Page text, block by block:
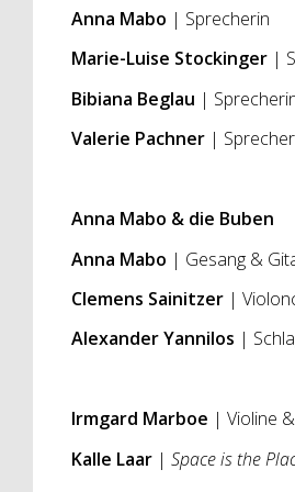
Anna Mabo | Sprecherin
Marie-Luise Stockinger|
Bibiana Beglau |
Valerie Pachner|
Anna Mabo & die Buben
Anna Mabo | Gesang &
Clemens Sainitzer |
Alexander Yannilos |
Irmgard Marboe | Violine
Kalle Laar| Space is the